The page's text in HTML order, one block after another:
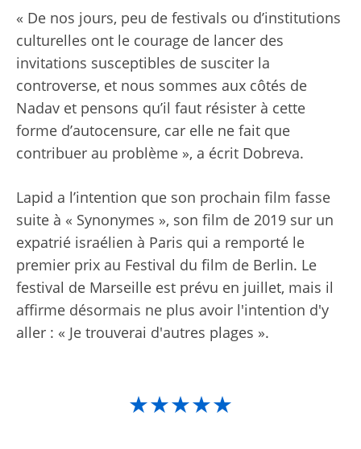
« De nos jours, peu de festivals ou d’institutions
culturelles ont le courage de lancer des
invitations susceptibles de susciter la
controverse, et nous sommes aux côtés de
Nadav et pensons qu’il faut résister à cette
forme d’autocensure, car elle ne fait que
contribuer au problème », a écrit Dobreva.
Lapid a l’intention que son prochain film fasse
suite à « Synonymes », son film de 2019 sur un
expatrié israélien à Paris qui a remporté le
premier prix au Festival du film de Berlin. Le
festival de Marseille est prévu en juillet, mais il
affirme désormais ne plus avoir l'intention d'y
aller : « Je trouverai d'autres plages ».
★★★★★